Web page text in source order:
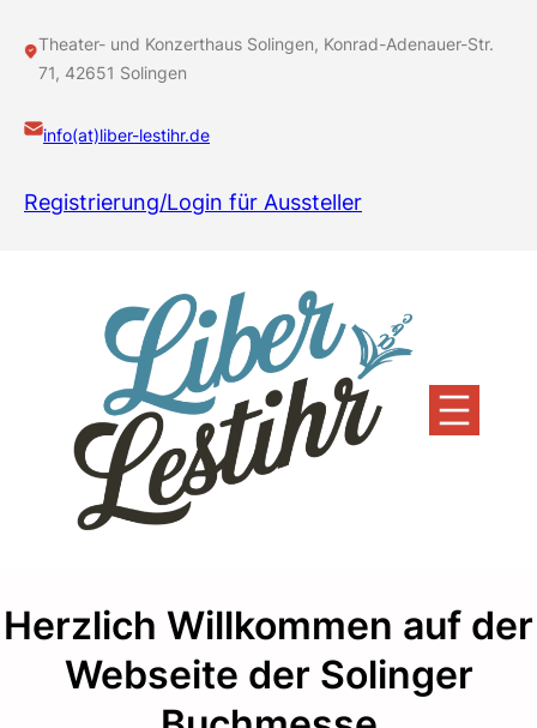
Theater- und Konzerthaus Solingen, Konrad-Adenauer-Str.
71, 42651 Solingen
info(at)liber-lestihr.de
Registrierung/Login für Aussteller
Herzlich Willkommen auf der
Webseite der Solinger